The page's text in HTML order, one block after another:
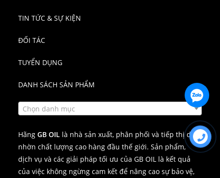
TIN TỨC & SỰ KIỆN
ĐỐI TÁC
TUYỂN DỤNG
DANH SÁCH SẢN PHẨM
Chọn danh mục
HãngGB OIL là nhà sản xuất, phân phối và tiếp thị dầu
nhờn chất lượng cao hàng đầu thế giới. Sản phẩm,
dịch vụ và các giải pháp tối ưu của GB OIL là kết quả
của việc không ngừng cam kết để nâng cao sự bảo vệ,